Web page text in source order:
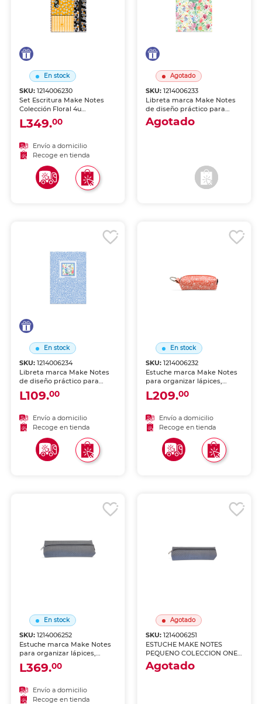
En stock
SKU:1214006230
Set Escritura Make Notes
Colección Floral 4u
Contiene:2 Libretas, 1
Boligrafo, 1 Separador
Producto de calidad para
uso escolar, de oficina y
manualidades.
L349.00
Envío a domicilio
Recoge en tienda
Agotado
SKU: 1214006233
Libreta marca Make Notes
de diseño práctico para
llevar tus ideas a todas
partes. Hojas de calidad
Agotado
En stock
SKU:1214006234
Libreta marca Make Notes
de diseño práctico para
llevar tus ideas a todas
partes. Hojas de calidad
planificar.
L109.00
Envío a domicilio
Recoge en tienda
En stock
SKU: 1214006232
Estuche marca Make Notes
para organizar lápices,
bolígrafos y útiles. Cierre
seguro y diseño práctico
mochila o cartera.
L209.00
Envío a domicilio
Recoge en tienda
En stock
SKU:1214006252
Estuche marca Make Notes
para organizar lápices,
bolígrafos y útiles. Cierre
seguro y diseño práctico
mochila o cartera.
L369.00
Envío a domicilio
Recoge en tienda
Agotado
SKU: 1214006251
ESTUCHE MAKE NOTES
PEQUENO COLECCION ONE
COLOR GRIS
Agotado